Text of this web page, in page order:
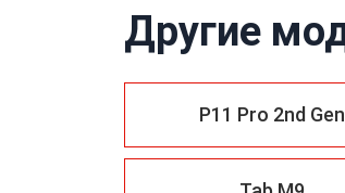
Другие
P11 Pro 2nd Gen